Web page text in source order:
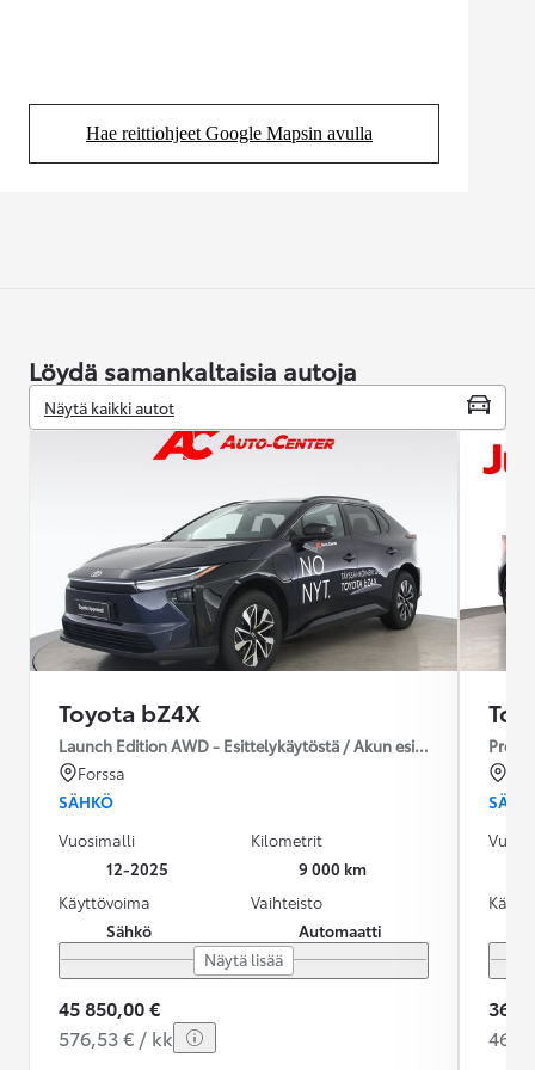
Hae reittiohjeet Google Mapsin avulla
(Aukeaa uudessa välilehdessä)
Löydä samankaltaisia autoja
Näytä kaikki autot
Toyota bZ4X
Launch Edition AWD - Esittelykäytöstä / Akun esilämmitys /
Forssa
SÄHKÖ
Vuosimalli
12-2025
Kilometrit
9 000 km
Käyttövoima
Sähkö
Vaihteisto
Automaatti
Näytä lisää
45 850,00 €
576,53 € / kk
36